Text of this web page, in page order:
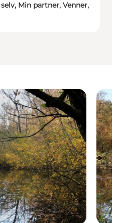
Min partner, Venner,